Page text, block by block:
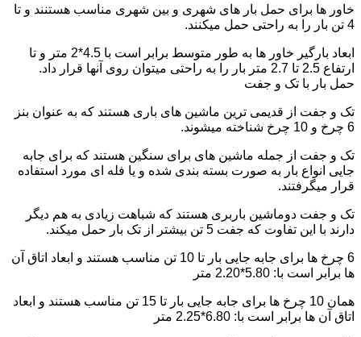
خاور ها برای حمل بار های شهری و بین شهری مناسب هستنند و تا
4 تن بار را به راحتی حمل میکنند.
ابعاد بارگیر خاور ها به طور متوسط برابر است با 4.5*2 متر و تا
ارتفاع 2.5 تا 2.7 متر بار را به راحتی میتوان روی آنها قرار داد.
حمل بار با تک و جفت
تک و جفت از قدیمی ترین ماشین های باری هستند که به عنوان بنز
6 چرخ و 10 چرخ شناخته میشوند.
تک و جفت از جمله ماشین های برای سنگین هستند که برای جابه
جایی انواع بار به صورت بسته بندی شده و یا فله ای مورد استفاده
قرار میگرفتند.
تک و جفت دوماشین باربری هستند که شباهت زیادی به هم دیگر
دارند با این تفاوت که جفت 5 تن بیشتر از تک بار حمل میکند.
6 چرخ ها برای جابه جایی بار تا 10 تن مناسب هستند و ابعاد اتاق آن
ها برابر است با: 5.80*2.20 متر
همان 10 چرخ ها برای جابه جایی بار تا 15 تن مناسب هستند و ابعاد
اتاق آن ها برابر است با: 6.80*2.25 متر